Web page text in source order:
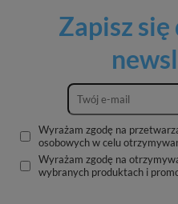
Zapisz się
Wyrażam zgodę na
osobowych w celu
Wyrażam zgodę na
wybranych produktach i